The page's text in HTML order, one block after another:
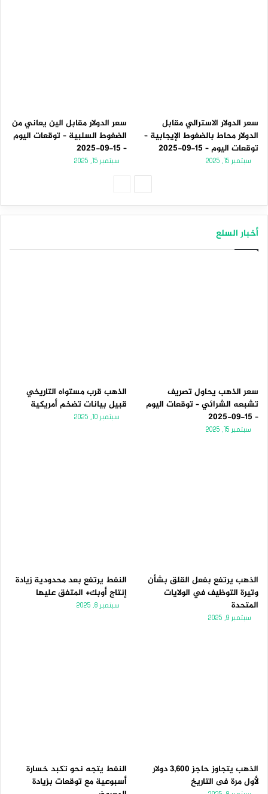
سعر الدولار الاسترالي مقابل
الدولار محاط بالضغوط الإيجابية –
توقعات اليوم – 15-09-2025
سبتمبر 15, 2025
سعر الدولار مقابل الين يعاني من
الضغوط السلبية – توقعات اليوم
– 15-09-2025
سبتمبر 15, 2025
أخبار السلع
سعر الذهب يحاول تصريف
تشبعه الشرائي – توقعات اليوم
– 15-09-2025
سبتمبر 15, 2025
الذهب قرب مستواه التاريخي
قبيل بيانات تضخم أمريكية
سبتمبر 10, 2025
الذهب يرتفع بفعل القلق بشأن
وتيرة التوظيف في الولايات
المتحدة
سبتمبر 9, 2025
النفط يرتفع بعد محدودية زيادة
إنتاج أوبك+ المتفق عليها
سبتمبر 8, 2025
الذهب يتجاوز حاجز 3,600 دولار
لأول مرة فى التاريخ
النفط يتجه نحو تكبد خسارة
أسبوعية مع توقعات بزيادة